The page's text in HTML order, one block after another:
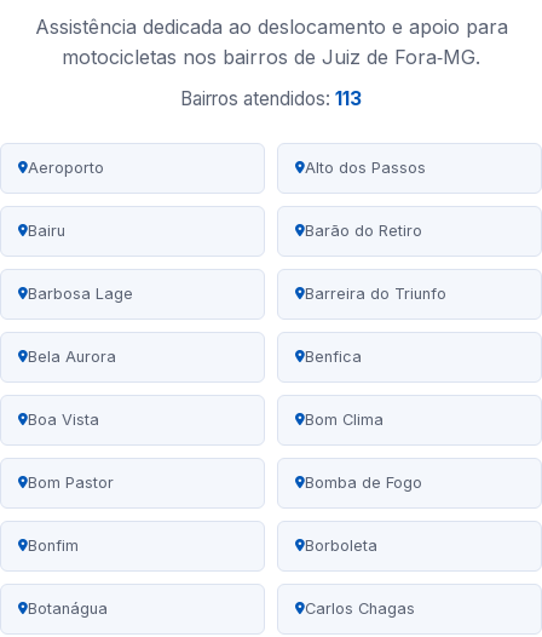
Assistência dedicada ao deslocamento e apoio para
motocicletas nos bairros de Juiz de Fora‑MG.
Bairros atendidos: 113
Aeroporto Alto dos Passos
Bairu Barão do Retiro
Barbosa Lage Barreira do Triunfo
Bela Aurora Benfica
Boa Vista Bom Clima
Bom Pastor Bomba de Fogo
Bonfim Borboleta
Botanágua Carlos Chagas